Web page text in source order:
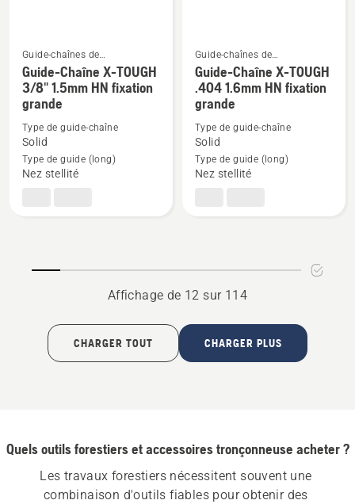
Voir
plus
de
détails
Guide-
Guide-chaînes de
tronçonneuses
Guide-Chaîne X-TOUGH
3/8" 1.5mm HN fixation
grande
Type de guide-chaîne
Solid
Type de guide (long)
Nez stellité
Voir
plus
de
détails
Guide-
fixation
grande
Guide-chaînes de
tronçonneuses
Guide-Chaîne X-TOUGH
.404 1.6mm HN fixation
grande
Type de guide-chaîne
Solid
Type de guide (long)
Nez stellité
Affichage de 12 sur 114
CHARGER TOUT CHARGER PLUS
Quels outils forestiers et accessoires tronçonneuse acheter ?
Les travaux forestiers nécessitent souvent une
combinaison d'outils fiables pour obtenir des